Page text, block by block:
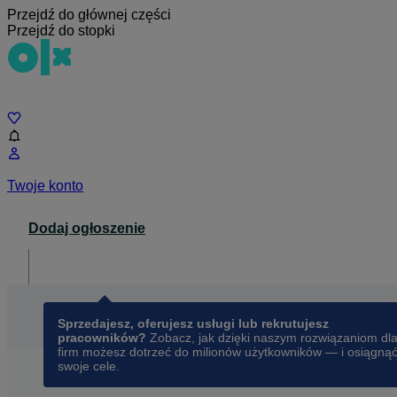
Przejdź do głównej części
Przejdź do stopki
Twoje konto
Dodaj ogłoszenie
Sprzedajesz, oferujesz usługi lub rekrutujesz
pracowników? Zobacz, jak dzięki naszym rozwiązaniom dla
firm możesz dotrzeć do milionów użytkowników — i osiągnąć
swoje cele.